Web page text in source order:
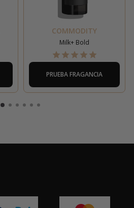
COMMODITY
Milk+ Bold
PRUEBA FRAGANCIA